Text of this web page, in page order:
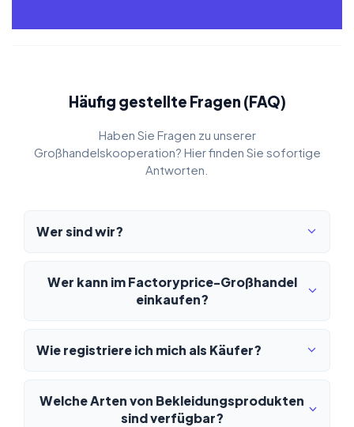
Häufig gestellte Fragen (FAQ)
Haben Sie Fragen zu unserer
Großhandelskooperation? Hier finden Sie sofortige
Antworten.
Wer sind wir?
Wer kann im Factoryprice-Großhandel
einkaufen?
Wie registriere ich mich als Käufer?
Welche Arten von Bekleidungsprodukten
sind verfügbar?